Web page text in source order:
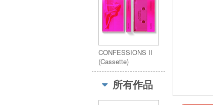
CONFESSIONS II
(Cassette)
所有作品